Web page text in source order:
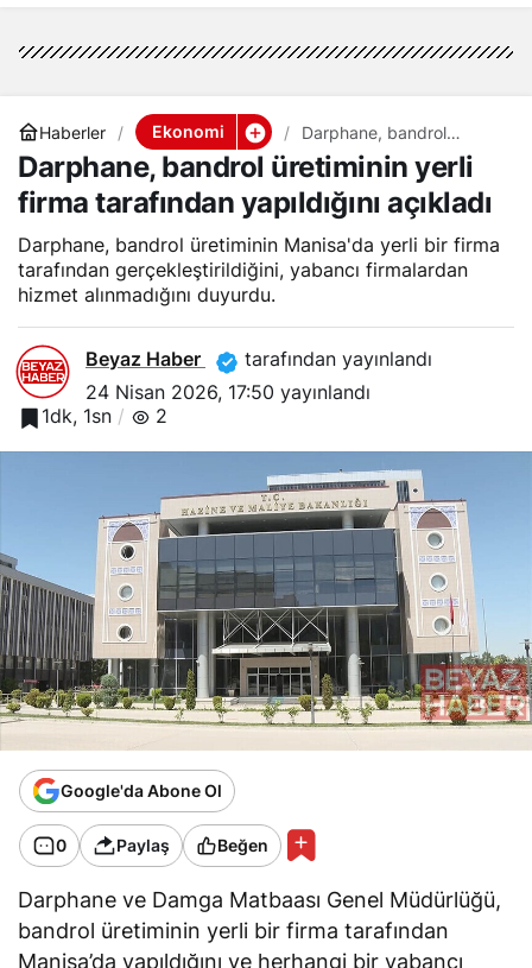
Haberler Ekonomi
Darphane, bandrol
üretiminin yerli firma
tarafından yapıldığını
açıkladı
Darphane, bandrol üretiminin yerli
firma tarafından yapıldığını açıkladı
Darphane, bandrol üretiminin Manisa'da yerli bir firma
tarafından gerçekleştirildiğini, yabancı firmalardan
hizmet alınmadığını duyurdu.
Beyaz Haber
tarafından yayınlandı
24 Nisan 2026, 17:50 yayınlandı
1dk, 1sn
2
Google'da Abone Ol
0 Paylaş Beğen
Darphane ve Damga Matbaası Genel Müdürlüğü,
bandrol üretiminin yerli bir firma tarafından
Manisa’da yapıldığını ve herhangi bir yabancı